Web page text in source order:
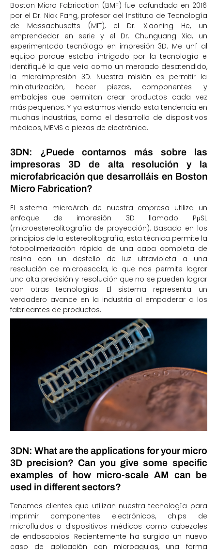
Boston Micro Fabrication (BMF) fue cofundada en 2016
por el Dr. Nick Fang, profesor del Instituto de Tecnología
de Massachusetts (MIT), el Dr. Xiaoning He, un
emprendedor en serie y el Dr. Chunguang Xia, un
experimentado tecnólogo en impresión 3D. Me uní al
equipo porque estaba intrigado por la tecnología e
identifiqué lo que veía como un mercado desatendido,
la microimpresión 3D. Nuestra misión es permitir la
miniaturización, hacer piezas, componentes y
embalajes que permitan crear productos cada vez
más pequeños. Y ya estamos viendo esta tendencia en
muchas industrias, como el desarrollo de dispositivos
médicos, MEMS o piezas de electrónica.
3DN: ¿Puede contarnos más sobre las
impresoras 3D de alta resolución y la
microfabricación que desarrolláis en Boston
Micro Fabrication?
El sistema microArch de nuestra empresa utiliza un
enfoque de impresión 3D llamado PμSL
(microestereolitografía de proyección). Basada en los
principios de la estereolitografía, esta técnica permite la
fotopolimerización rápida de una capa completa de
resina con un destello de luz ultravioleta a una
resolución de microescala, lo que nos permite lograr
una alta precisión y resolución que no se pueden lograr
con otras tecnologías. El sistema representa un
verdadero avance en la industria al empoderar a los
fabricantes de productos.
3DN: What are the applications for your micro
3D precision? Can you give some specific
examples of how micro-scale AM can be
used in different sectors?
Tenemos clientes que utilizan nuestra tecnología para
imprimir componentes electrónicos, chips de
microfluidos o dispositivos médicos como cabezales
de endoscopios. Recientemente ha surgido un nuevo
caso de aplicación con microagujas, una forma